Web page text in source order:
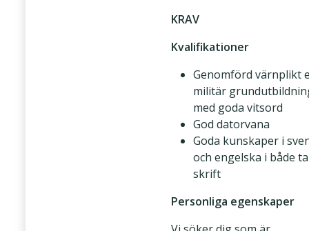
KRAV
Kvalifikationer
Genomförd värnplikt
militär
med goda vitsord
God datorvana
Goda kunskaper i
och engelska i både
skrift
Personliga egenskaper